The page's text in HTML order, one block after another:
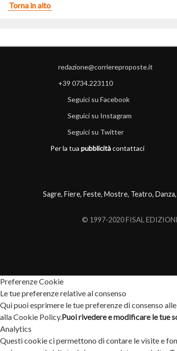
Torna in alto
redazione@corriereproposte.it
+39 0734.223110
Seguici su Facebook
Seguici su Instagram
Seguici su Twitter
Per la tua pubblicitàcontattaci
Sagre, Fiere, Feste, Mostre, Teatro,
© 1997-2020 FISAL
Preferenze Cookie
Le tue preferenze relative al consenso
Qui puoi esprimere le tue preferenze di consenso
alla Cookie Policy.Puoi rivedere e modificare le tue
Analytics
Questi cookie ci permettono di contare le visite e